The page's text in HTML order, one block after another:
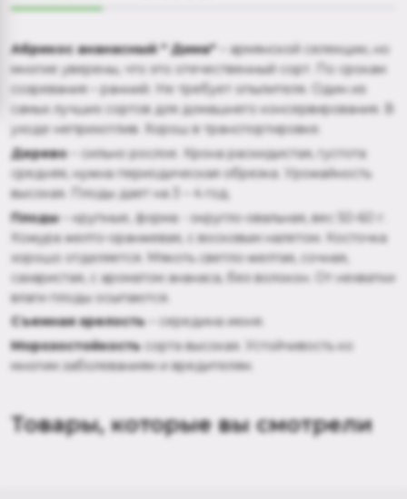
Абрикос ананасный " Дима"– армянской селекции, но
многие уверены, что это отечественный сорт. По срокам
созревания – ранний. Не требует опылителя. Один из
самых лучших сортов для домашнего консервирования. В
уходе неприхотлив. Хорош в транспортировке.
Дерево– сильно рослое. Крона раскидистая, густота
средняя, нужна периодическая обрезка. Урожайность
высокая. Плоды дает на 3 – 4 год.
Плоды– крупные, форма - округло-овальная, вес 50-60 г.
Кожура желто-оранжевая, с восковым налетом. Косточка
хорошо отделяется. Мякоть светло-желтая, сочная,
сахаристая, с ароматом ананаса, без волокон. От нехватки
влаги плоды осыпаются.
Съемная зрелость– середина июня.
Морозостойкостьсорта высокая. Устойчивость ко
многим заболеваниям и вредителям.
Товары, которые вы смотрели